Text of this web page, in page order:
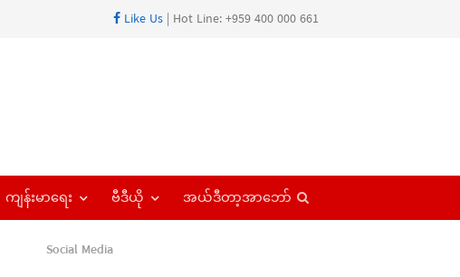
Like Us | Hot Line: +959 400 000 661
ကျန်းမာရေး ဗီဒီယို အယ်ဒီတာ့အာဘော်
Social Media